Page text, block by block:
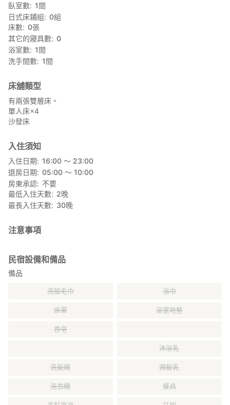
臥室數 1間
日式床鋪組
0組
床數 0張
其它的寢具數 0
浴室數 1間
洗手間數 1間
床舖類型
有兩張雙層床。
單人床×4
沙發床
入住須知
入住日期
16:00 〜 23:00
退房日期
05:00 〜 10:00
房東承認
不要
最低入住天數
2晚
最長入住天數
30晚
注意事項
民宿設備和備品
備品
洗臉毛巾 浴巾
床單 浴室地墊
香皂
沐浴乳
洗髮精 潤髮乳
洗衣精 餐具